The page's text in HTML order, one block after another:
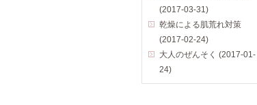
(2017-03-31)
乾燥による肌荒れ対策
(2017-02-24)
大人のぜんそく (2017-01-
24)